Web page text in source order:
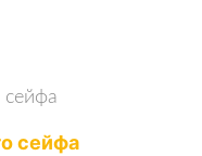
сейфа